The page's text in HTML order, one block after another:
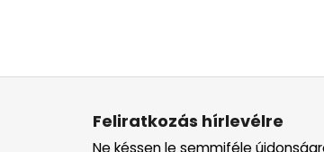
Feliratkozás hírlevélre